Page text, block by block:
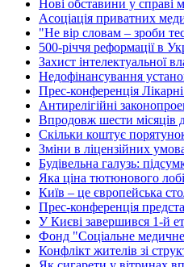
Нові обставини у справі
Асоціація приватних
"Не вір словам – зроби
500-річчя реформації в
Захист інтелектуальної
Недофінансування
Прес-конференція Лікарні
Антирелігійні
Впродовж шести місяців
Скільки коштує
Зміни в ліцензійних
Будівельна галузь:
Яка ціна тютюнового
Київ – це європейська
Прес-конференція
У Києві завершився 1-й
Фонд "Соціальне медичне
Конфлікт жителів зі